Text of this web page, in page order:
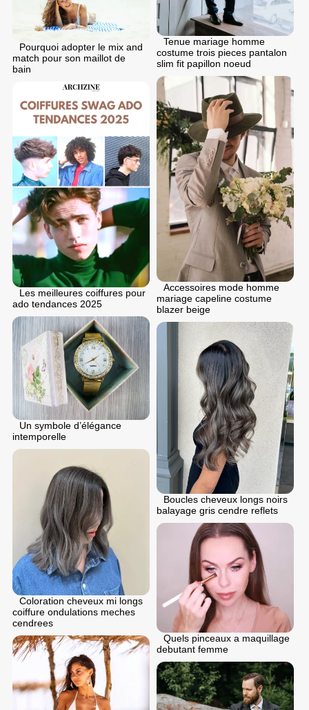
Tenue mariage homme
costume trois pieces pantalon
slim fit papillon noeud
Pourquoi adopter le mix and
match pour son maillot de
bain
Accessoires mode homme
mariage capeline costume
blazer beige
Les meilleures coiffures pour
ado tendances 2025
Un symbole d’élégance
intemporelle
Boucles cheveux longs noirs
balayage gris cendre reflets
Coloration cheveux mi longs
coiffure ondulations meches
cendrees
Quels pinceaux a maquillage
debutant femme